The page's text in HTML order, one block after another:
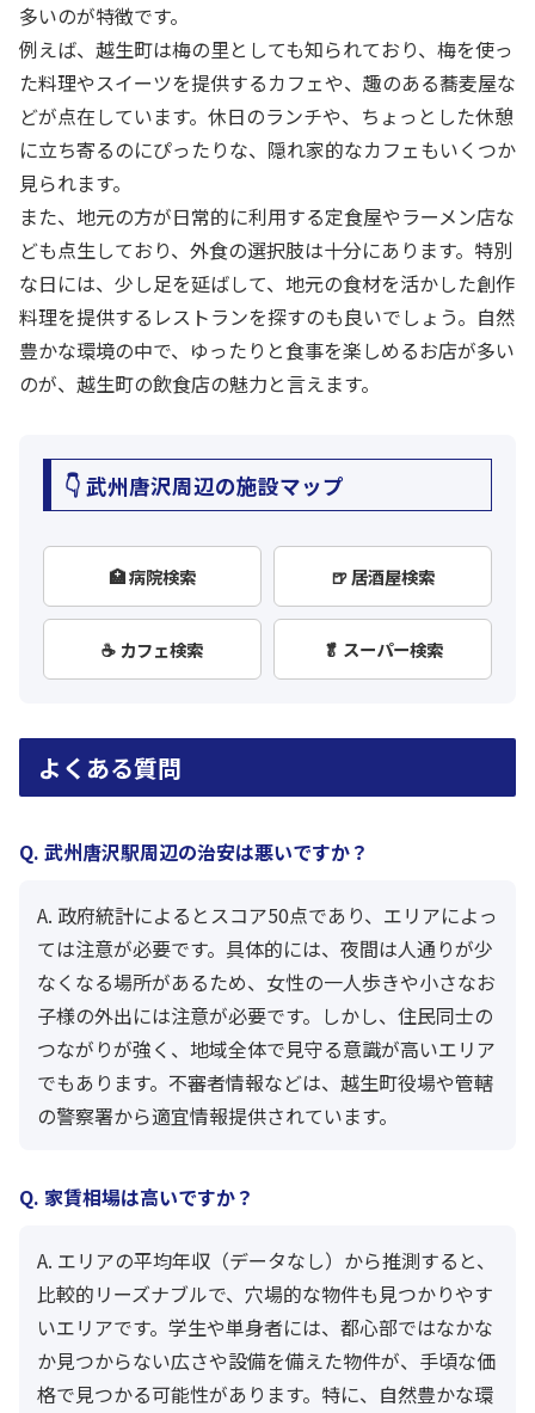
多いのが特徴です。
例えば、越生町は梅の里としても知られており、梅を使っ
た料理やスイーツを提供するカフェや、趣のある蕎麦屋な
どが点在しています。休日のランチや、ちょっとした休憩
に立ち寄るのにぴったりな、隠れ家的なカフェもいくつか
見られます。
また、地元の方が日常的に利用する定食屋やラーメン店な
ども点生しており、外食の選択肢は十分にあります。特別
な日には、少し足を延ばして、地元の食材を活かした創作
料理を提供するレストランを探すのも良いでしょう。自然
豊かな環境の中で、ゆったりと食事を楽しめるお店が多い
のが、越生町の飲食店の魅力と言えます。
👇 武州唐沢周辺の施設マップ
🏥 病院検索 🍺 居酒屋検索
☕ カフェ検索 🥬 スーパー検索
よくある質問
Q. 武州唐沢駅周辺の治安は悪いですか？
A. 政府統計によるとスコア50点であり、エリアによっ
ては注意が必要です。具体的には、夜間は人通りが少
なくなる場所があるため、女性の一人歩きや小さなお
子様の外出には注意が必要です。しかし、住民同士の
つながりが強く、地域全体で見守る意識が高いエリア
でもあります。不審者情報などは、越生町役場や管轄
の警察署から適宜情報提供されています。
Q. 家賃相場は高いですか？
A. エリアの平均年収（データなし）から推測すると、
比較的リーズナブルで、穴場的な物件も見つかりやす
いエリアです。学生や単身者には、都心部ではなかな
か見つからない広さや設備を備えた物件が、手頃な価
格で見つかる可能性があります。特に、自然豊かな環